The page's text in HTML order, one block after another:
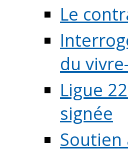
Le
du
Ligue
signée
Soutien